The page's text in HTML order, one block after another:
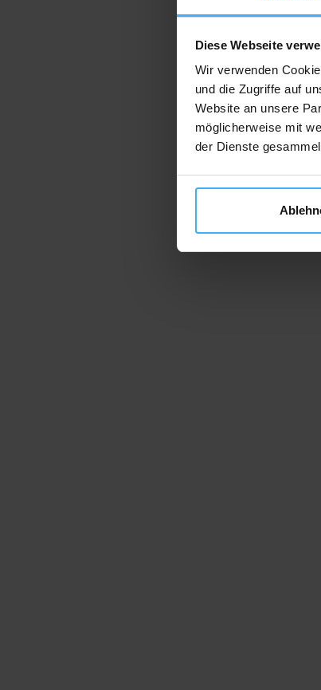
Diese Webseite
Wir verwenden
und die Zugriffe auf
Website an unsere
möglicherweise mit
der Dienste